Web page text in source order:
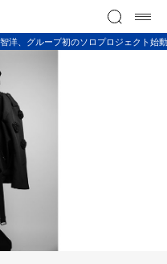
洋、グループ初のソロプロジェクト